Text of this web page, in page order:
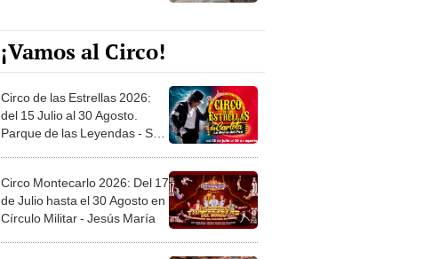
¡Vamos al Circo!
Circo de las Estrellas 2026:
del 15 Julio al 30 Agosto.
Parque de las Leyendas - San
Circo Montecarlo 2026: Del 17
de Julio hasta el 30 Agosto en
Círculo Militar - Jesús María